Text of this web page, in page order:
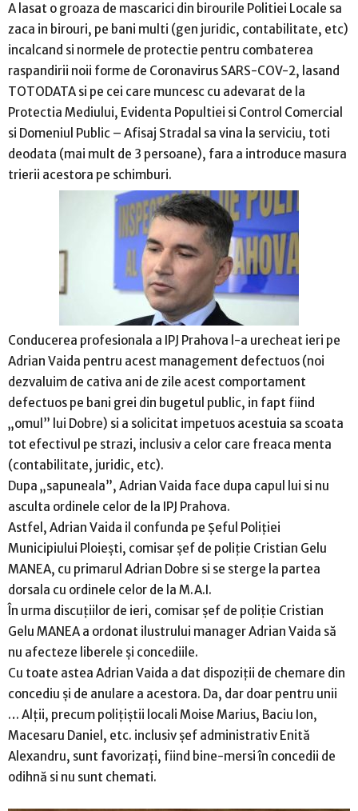
A lasat o groaza de mascarici din birourile Politiei Locale sa
zaca in birouri, pe bani multi (gen juridic, contabilitate, etc)
incalcand si normele de protectie pentru combaterea
raspandirii noii forme de Coronavirus SARS-COV-2, lasand
TOTODATA si pe cei care muncesc cu adevarat de la
Protectia Mediului, Evidenta Popultiei si Control Comercial
si Domeniul Public – Afisaj Stradal sa vina la serviciu, toti
deodata (mai mult de 3 persoane), fara a introduce masura
trierii acestora pe schimburi.
Conducerea profesionala a IPJ Prahova l-a urecheat ieri pe
Adrian Vaida pentru acest management defectuos (noi
dezvaluim de cativa ani de zile acest comportament
defectuos pe bani grei din bugetul public, in fapt fiind
„omul” lui Dobre) si a solicitat impetuos acestuia sa scoata
tot efectivul pe strazi, inclusiv a celor care freaca menta
(contabilitate, juridic, etc).
Dupa „sapuneala”, Adrian Vaida face dupa capul lui si nu
asculta ordinele celor de la IPJ Prahova.
Astfel, Adrian Vaida il confunda pe Şeful Poliţiei
Municipiului Ploieşti, comisar şef de poliţie Cristian Gelu
MANEA, cu primarul Adrian Dobre si se sterge la partea
dorsala cu ordinele celor de la M.A.I.
În urma discuțiilor de ieri, comisar şef de poliţie Cristian
Gelu MANEA a ordonat ilustrului manager Adrian Vaida să
nu afecteze liberele și concediile.
Cu toate astea Adrian Vaida a dat dispoziții de chemare din
concediu și de anulare a acestora. Da, dar doar pentru unii
… Alții, precum polițiștii locali Moise Marius, Baciu Ion,
Macesaru Daniel, etc. inclusiv șef administrativ Enită
Alexandru, sunt favorizați, fiind bine-mersi în concedii de
odihnă si nu sunt chemati.